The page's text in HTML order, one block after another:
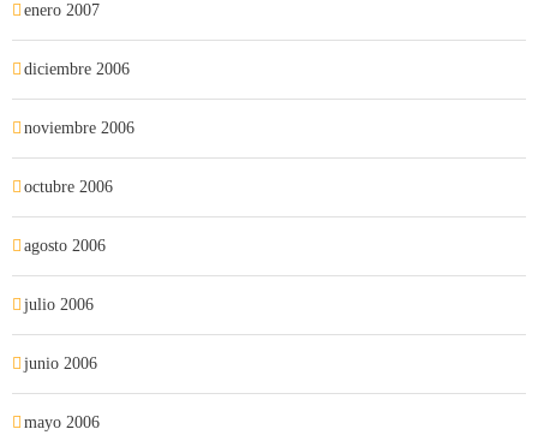
enero 2007
diciembre 2006
noviembre 2006
octubre 2006
agosto 2006
julio 2006
junio 2006
mayo 2006